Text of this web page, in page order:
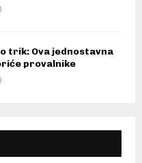
trik: Ova jednostavna
provalnike